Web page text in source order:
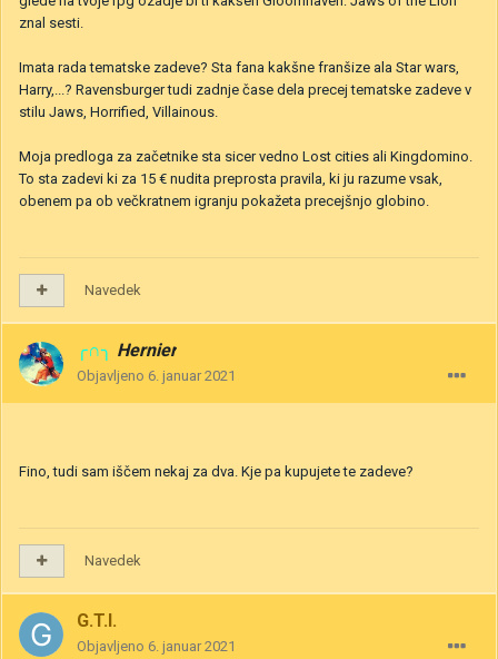
znal sesti.
Imata rada tematske zadeve? Sta fana kakšne franšize ala Star wars,
Harry,...? Ravensburger tudi zadnje čase dela precej tematske zadeve v
stilu Jaws, Horrified, Villainous.
Moja predloga za začetnike sta sicer vedno Lost cities ali Kingdomino.
To sta zadevi ki za 15 € nudita preprosta pravila, ki ju razume vsak,
obenem pa ob večkratnem igranju pokažeta precejšnjo globino.
Navedek
╭∩╮ Hernier
Objavljeno 6. januar 2021
Fino, tudi sam iščem nekaj za dva. Kje pa kupujete te zadeve?
Navedek
G.T.I.
Objavljeno 6. januar 2021